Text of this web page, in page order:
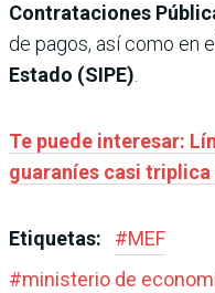
Contrataciones
de pagos, así como en el
Estado (SIPE).
Te puede interesar:
guaraníes casi triplica
Etiquetas: #MEF
#ministerio de